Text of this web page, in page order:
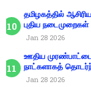
தமிழகத்தில்
புதிய
Jan 28 2026
ஊதிய
நாட்களாகத்
Jan 28 2026